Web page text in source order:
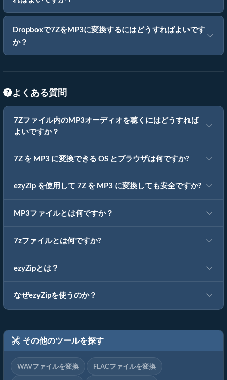
Dropboxで7ZをMP3に変換するにはどうすればよいです
か？
よくある質問
7Zファイル内のMP3オーディオを聴くにはどうすれば
よいですか？
7Z を MP3 に変換できる OS とブラウザは何ですか?
ezyZip を使用して 7Z を MP3 に変換しても安全ですか?
MP3ファイルとは何ですか？
7zファイルとは何ですか?
ezyZipとは？
なぜezyZipを使うのか？
その他のツールを探す
WAVファイルを変換 FLACファイルを変換